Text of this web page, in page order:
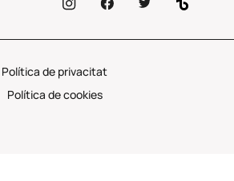
Política de privacitat
Política de cookies